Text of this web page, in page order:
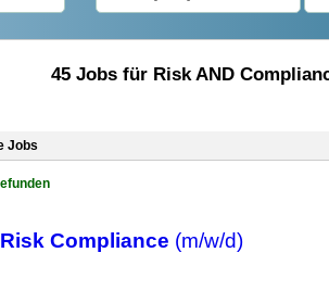
45 Jobs für Risk AND
Jobs
Risk Compliance (m/w/d)